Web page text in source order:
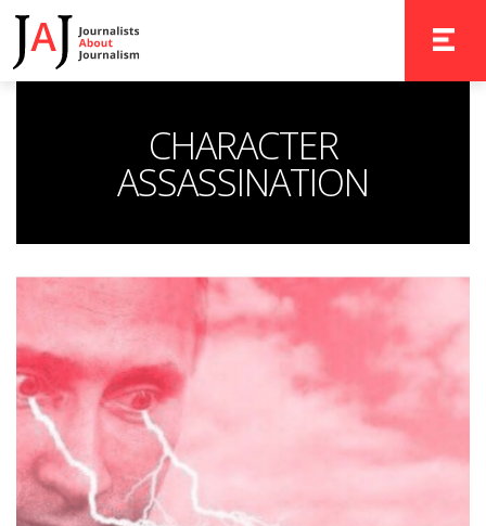
CHARACTER
ASSASSINATION